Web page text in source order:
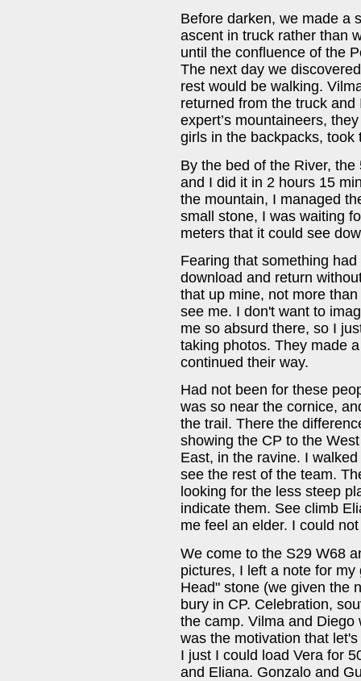
Before darken, we made a
ascent in truck rather than
until the confluence of the
The next day we
rest would be walking.
returned from the truck
expert’s mountaineers,
girls in the backpacks,
By the bed of the River,
and I did it in 2 hours 15
the mountain, I managed
small stone, I was waiting
meters that it could see
Fearing that something
download and return
that up mine, not more
see me. I don't want to
me so absurd there, so I
taking photos. They made
continued their way.
Had not been for these
was so near the cornice,
the trail. There the
showing the CP to the
East, in the ravine. I
see the rest of the team.
looking for the less steep
indicate them. See climb
me feel an elder. I could
We come to the S29 W68
pictures, I left a note for
Head" stone (we given the
bury in CP. Celebration,
the camp. Vilma and
was the motivation that
I just I could load Vera for
and Eliana. Gonzalo and